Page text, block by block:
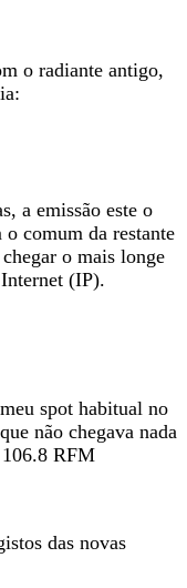
o radiante antigo,
a emissão este o
comum da restante
o mais longe
(IP).
spot habitual no
não chegava nada
RFM
das novas